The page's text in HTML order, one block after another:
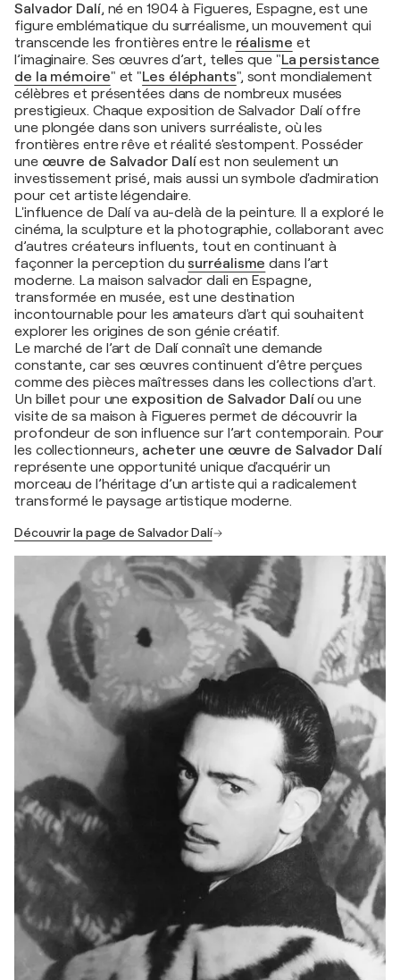
Salvador Dalí, né en 1904 à Figueres, Espagne, est une
figure emblématique du surréalisme, un mouvement qui
transcende les frontières entre le réalisme et
l’imaginaire. Ses œuvres d’art, telles que "La persistance
de la mémoire" et "Les éléphants", sont mondialement
célèbres et présentées dans de nombreux musées
prestigieux. Chaque exposition de Salvador Dalí offre
une plongée dans son univers surréaliste, où les
frontières entre rêve et réalité s'estompent. Posséder
une œuvre de Salvador Dalíest non seulement un
investissement prisé, mais aussi un symbole d'admiration
pour cet artiste légendaire.
L'influence de Dalí va au-delà de la peinture. Il a exploré le
cinéma, la sculpture et la photographie, collaborant avec
d’autres créateurs influents, tout en continuant à
façonner la perception du surréalisme dans l’art
moderne. La maison salvador dali en Espagne,
transformée en musée, est une destination
incontournable pour les amateurs d'art qui souhaitent
explorer les origines de son génie créatif.
Le marché de l’art de Dalí connaît une demande
constante, car ses œuvres continuent d’être perçues
comme des pièces maîtresses dans les collections d'art.
Un billet pour une exposition de Salvador Dalíou une
visite de sa maison à Figueres permet de découvrir la
profondeur de son influence sur l’art contemporain. Pour
les collectionneurs, acheter une œuvre de Salvador Dalí
représente une opportunité unique d'acquérir un
morceau de l’héritage d’un artiste qui a radicalement
transformé le paysage artistique moderne.
Découvrir la page de Salvador Dalí